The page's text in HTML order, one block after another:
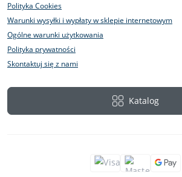
Polityka Cookies
Warunki wysyłki i wypłaty w sklepie internetowym
Ogólne warunki użytkowania
Polityka prywatności
Skontaktuj się z nami
Katalog